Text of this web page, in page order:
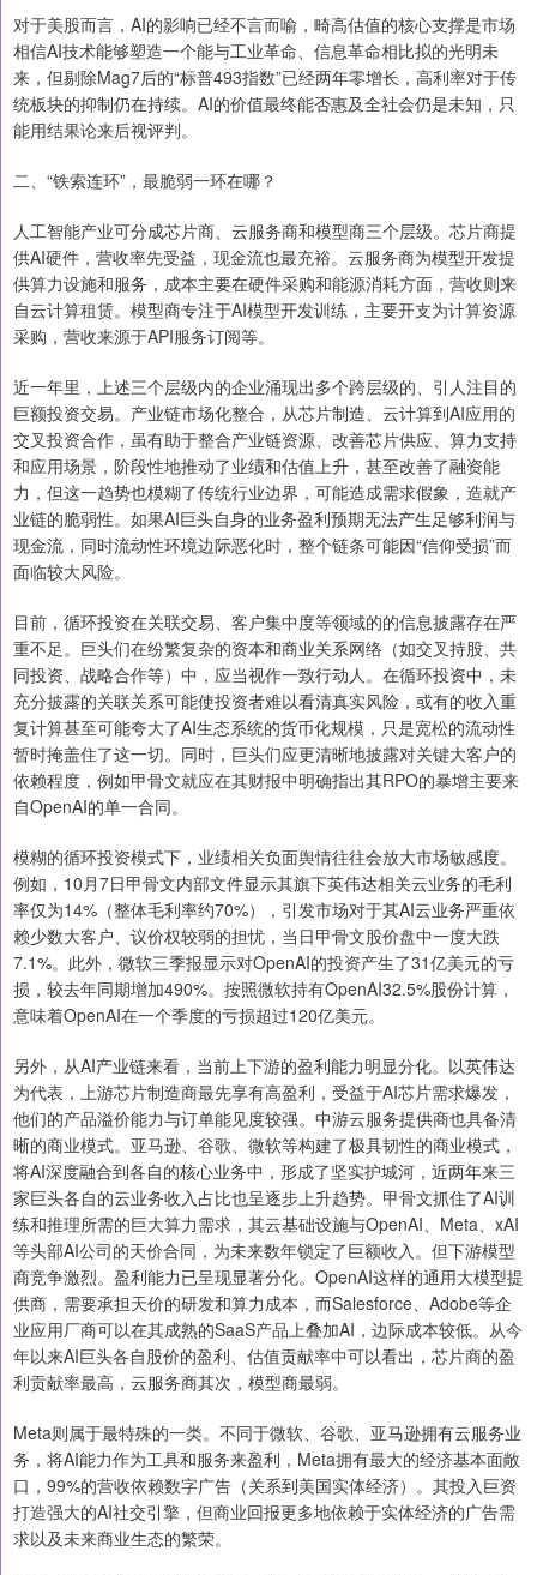
对于美股而言，AI的影响已经不言而喻，畸高估值的核心支撑是市场
相信AI技术能够塑造一个能与工业革命、信息革命相比拟的光明未
来，但剔除Mag7后的“标普493指数”已经两年零增长，高利率对于传
统板块的抑制仍在持续。AI的价值最终能否惠及全社会仍是未知，只
能用结果论来后视评判。
二、“铁索连环”，最脆弱一环在哪？
人工智能产业可分成芯片商、云服务商和模型商三个层级。芯片商提
供AI硬件，营收率先受益，现金流也最充裕。云服务商为模型开发提
供算力设施和服务，成本主要在硬件采购和能源消耗方面，营收则来
自云计算租赁。模型商专注于AI模型开发训练，主要开支为计算资源
采购，营收来源于API服务订阅等。
近一年里，上述三个层级内的企业涌现出多个跨层级的、引人注目的
巨额投资交易。产业链市场化整合，从芯片制造、云计算到AI应用的
交叉投资合作，虽有助于整合产业链资源、改善芯片供应、算力支持
和应用场景，阶段性地推动了业绩和估值上升，甚至改善了融资能
力，但这一趋势也模糊了传统行业边界，可能造成需求假象，造就产
业链的脆弱性。如果AI巨头自身的业务盈利预期无法产生足够利润与
现金流，同时流动性环境边际恶化时，整个链条可能因“信仰受损”而
面临较大风险。
目前，循环投资在关联交易、客户集中度等领域的的信息披露存在严
重不足。巨头们在纷繁复杂的资本和商业关系网络（如交叉持股、共
同投资、战略合作等）中，应当视作一致行动人。在循环投资中，未
充分披露的关联关系可能使投资者难以看清真实风险，或有的收入重
复计算甚至可能夸大了AI生态系统的货币化规模，只是宽松的流动性
暂时掩盖住了这一切。同时，巨头们应更清晰地披露对关键大客户的
依赖程度，例如甲骨文就应在其财报中明确指出其RPO的暴增主要来
自OpenAI的单一合同。
模糊的循环投资模式下，业绩相关负面舆情往往会放大市场敏感度。
例如，10月7日甲骨文内部文件显示其旗下英伟达相关云业务的毛利
率仅为14%（整体毛利率约70%），引发市场对于其AI云业务严重依
赖少数大客户、议价权较弱的担忧，当日甲骨文股价盘中一度大跌
7.1%。此外，微软三季报显示对OpenAI的投资产生了31亿美元的亏
损，较去年同期增加490%。按照微软持有OpenAI32.5%股份计算，
意味着OpenAI在一个季度的亏损超过120亿美元。
另外，从AI产业链来看，当前上下游的盈利能力明显分化。以英伟达
为代表，上游芯片制造商最先享有高盈利，受益于AI芯片需求爆发，
他们的产品溢价能力与订单能见度较强。中游云服务提供商也具备清
晰的商业模式。亚马逊、谷歌、微软等构建了极具韧性的商业模式，
将AI深度融合到各自的核心业务中，形成了坚实护城河，近两年来三
家巨头各自的云业务收入占比也呈逐步上升趋势。甲骨文抓住了AI训
练和推理所需的巨大算力需求，其云基础设施与OpenAI、Meta、xAI
等头部AI公司的天价合同，为未来数年锁定了巨额收入。但下游模型
商竞争激烈。盈利能力已呈现显著分化。OpenAI这样的通用大模型提
供商，需要承担天价的研发和算力成本，而Salesforce、Adobe等企
业应用厂商可以在其成熟的SaaS产品上叠加AI，边际成本较低。从今
年以来AI巨头各自股价的盈利、估值贡献率中可以看出，芯片商的盈
利贡献率最高，云服务商其次，模型商最弱。
Meta则属于最特殊的一类。不同于微软、谷歌、亚马逊拥有云服务业
务，将AI能力作为工具和服务来盈利，Meta拥有最大的经济基本面敞
口，99%的营收依赖数字广告（关系到美国实体经济）。其投入巨资
打造强大的AI社交引擎，但商业回报更多地依赖于实体经济的广告需
求以及未来商业生态的繁荣。